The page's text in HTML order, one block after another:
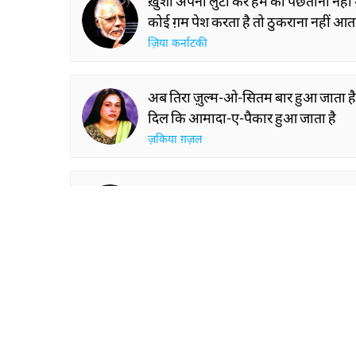
ये किस ने कह दिया हम आंधियों से डरते हैं
हमीं तो हैं जो हवाओं के पर कतरते हैं
सैफ़ सेहरी